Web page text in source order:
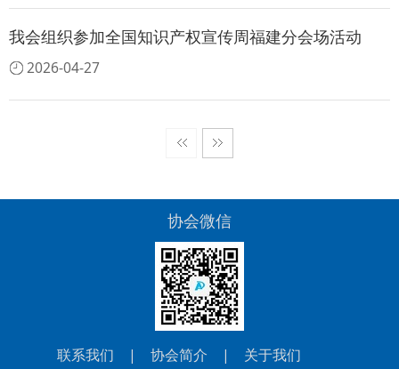
我会组织参加全国知识产权宣传周福建分会场活动
2026-04-27
协会微信
联系我们 | 协会简介 | 关于我们